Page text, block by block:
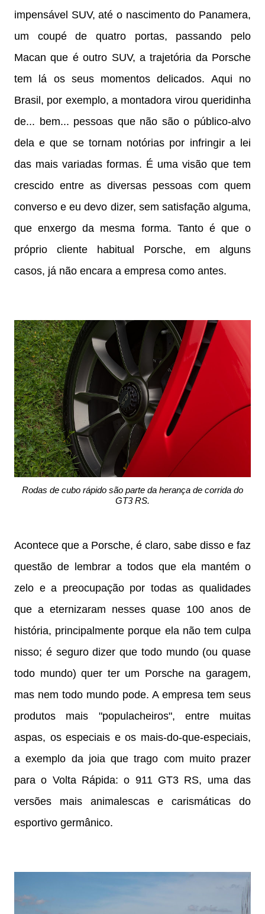
impensável SUV, até o nascimento do Panamera,
um coupé de quatro portas, passando pelo
Macan que é outro SUV, a trajetória da Porsche
tem lá os seus momentos delicados. Aqui no
Brasil, por exemplo, a montadora virou queridinha
de... bem... pessoas que não são o público-alvo
dela e que se tornam notórias por infringir a lei
das mais variadas formas. É uma visão que tem
crescido entre as diversas pessoas com quem
converso e eu devo dizer, sem satisfação alguma,
que enxergo da mesma forma. Tanto é que o
próprio cliente habitual Porsche, em alguns
casos, já não encara a empresa como antes.
Rodas de cubo rápido são parte da herança de corrida do
GT3 RS.
Acontece que a Porsche, é claro, sabe disso e faz
questão de lembrar a todos que ela mantém o
zelo e a preocupação por todas as qualidades
que a eternizaram nesses quase 100 anos de
história, principalmente porque ela não tem culpa
nisso; é seguro dizer que todo mundo (ou quase
todo mundo) quer ter um Porsche na garagem,
mas nem todo mundo pode. A empresa tem seus
produtos mais "populacheiros", entre muitas
aspas, os especiais e os mais-do-que-especiais,
a exemplo da joia que trago com muito prazer
para o Volta Rápida: o 911 GT3 RS, uma das
versões mais animalescas e carismáticas do
esportivo germânico.